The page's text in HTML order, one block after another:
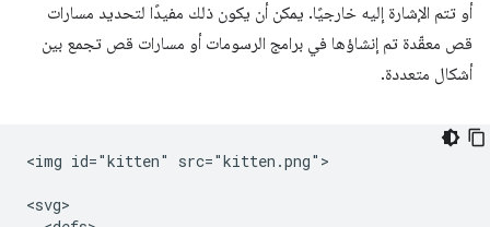
أو تتم الإشارة إليه خارجيًا. يمكن أن يكون ذلك مفيدًا لتحديد مسارات
قص معقّدة تم إنشاؤها في برامج الرسومات أو مسارات قص تجمع بين
أشكال متعددة.
<img id="kitten" src="kitten.png">
<svg>